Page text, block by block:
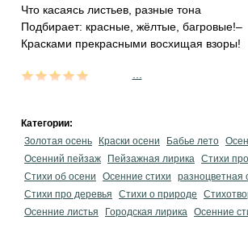
Что касаясь листьев, разные тона
Подбирает: красные, жёлтые, багровые!–
Красками прекрасными восхищая взоры!
Категории:
Золотая осень
Краски осени Бабье лето
Осенний пейзаж
Пейзажная лирика Стихи
Стихи об осени
Осенние стихи разноцветная
Стихи про деревья
Стихи о природе
Осенние листья
Городская лирика Осенние